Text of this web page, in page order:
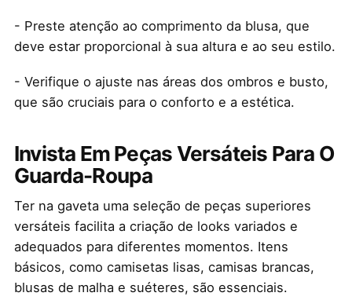
- Preste atenção ao comprimento da blusa, que
deve estar proporcional à sua altura e ao seu estilo.
- Verifique o ajuste nas áreas dos ombros e busto,
que são cruciais para o conforto e a estética.
Invista Em Peças Versáteis Para O
Guarda-Roupa
Ter na gaveta uma seleção de peças superiores
versáteis facilita a criação de looks variados e
adequados para diferentes momentos. Itens
básicos, como camisetas lisas, camisas brancas,
blusas de malha e suéteres, são essenciais.